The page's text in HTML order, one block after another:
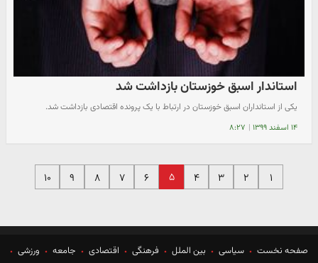
استاندار اسبق خوزستان بازداشت شد
یکی از استانداران اسبق خوزستان در ارتباط با یک پرونده اقتصادی بازداشت شد.
۱۴ اسفند ۱۳۹۹ | ۸:۲۷
۱ ۲ ۳ ۴ ۵ ۶ ۷ ۸ ۹ ۱۰
صفحه نخست سیاسی بین الملل فرهنگی اقتصادی جامعه
ورزشی